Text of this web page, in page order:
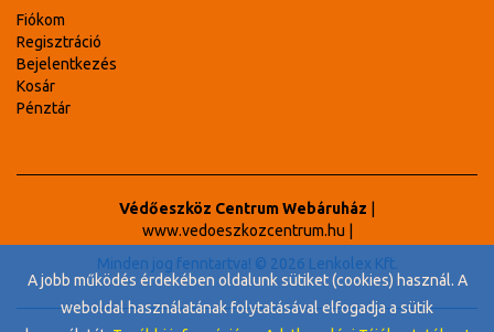
Fiókom
Regisztráció
Bejelentkezés
Kosár
Pénztár
Védőeszköz Centrum Webáruház
www.vedoeszkozcentrum.hu
Minden jog fenntartva! © 2026 Lenkolex Kft.
A jobb működés érdekében oldalunk sütiket (cookies) használ. A
weboldal használatának folytatásával elfogadja a sütik